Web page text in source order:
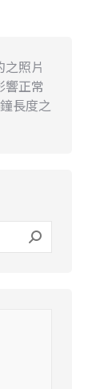
照片
響正常
長度之